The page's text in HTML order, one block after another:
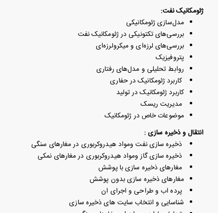
ژئومکانیک نفت:
مدل‌سازی ژئومکانیکی
بررسی‌های تکتونیکی در ژئومکانیک نفت
بررسی‌های لرزه‌ای و میکرولرزه‌ای
پتروفیزیک
روابط تحلیلی و مدل‌های رفتاری
کاربرد ژئومکانیک در حفاری
کاربرد ژئومکانیک در تولید
مدیریت ریسک
موضوعات خاص در ژئومکانیک
انتقال و ذخیره سازی :
ذخیره سازی نفت ومواد هیدروکربوری در مغارهای سنگی
ذخیره سازی گاز ومواد هیدروکربوری در مغارهای نمکی
مغارهای ذخیره سازی با پوشش
مغارهای ذخیره سازی بدون پوشش
پرده اب و طراحی و اجرای ان
شناسایی و انتخاب سایت های ذخیره سازی